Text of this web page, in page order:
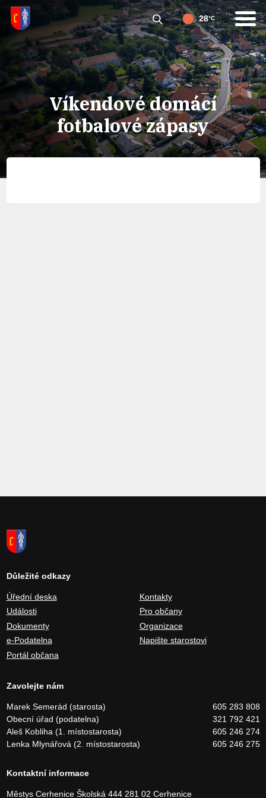
28°C
Víkendové domácí
fotbalové zápasy
Důležité odkazy
Úřední deska
Události
Dokumenty
e-Podatelna
Portál občana
Kontakty
Pro občany
Organizace
Napište starostovi
Zavolejte nám
Marek Semerád (starosta)
605 283 808
Obecní úřad (podatelna)
321 792 421
Aleš Kobliha (1. místostarosta)
605 246 274
Lenka Mlynářová (2. místostarosta)
605 246 275
Kontaktní informace
Městys CerheniceŠkolská 444281 02 Cerhenice